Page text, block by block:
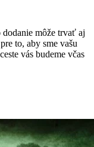
môže trvať aj
to, aby sme vašu
vás budeme včas